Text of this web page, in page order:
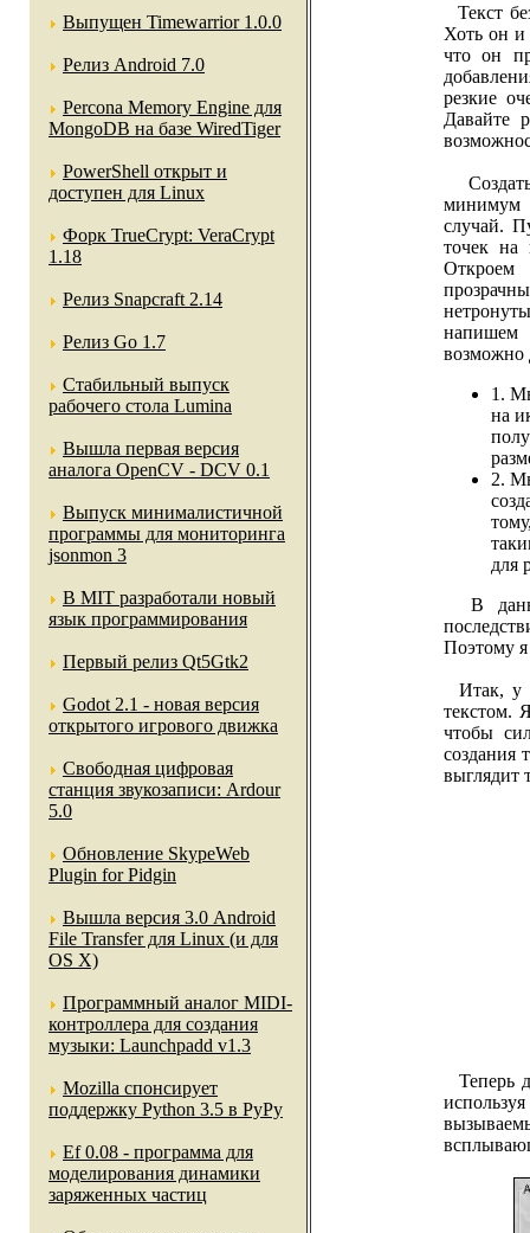
Выпущен Timewarrior 1.0.0
Релиз Android 7.0
Percona Memory Engine для
MongoDB на базе WiredTiger
PowerShell открыт и
доступен для Linux
Форк TrueCrypt: VeraCrypt
1.18
Релиз Snapcraft 2.14
Релиз Go 1.7
Стабильный выпуск
рабочего стола Lumina
Вышла первая версия
аналога OpenCV - DCV 0.1
Выпуск минималистичной
программы для мониторинга
jsonmon 3
В MIT разработали новый
язык программирования
Первый релиз Qt5Gtk2
Godot 2.1 - новая версия
открытого игрового движка
Свободная цифровая
станция звукозаписи: Ardour
5.0
Обновление SkypeWeb
Plugin for Pidgin
Вышла версия 3.0 Android
File Transfer для Linux (и для
OS X)
Программный аналог MIDI-
контроллера для создания
музыки: Launchpadd v1.3
Mozilla спонсирует
поддержку Python 3.5 в PyPy
Ef 0.08 - программа для
моделирования динамики
заряженных частиц
Текст
Хоть он и
что он
резкие
Давайте
минимум
случай.
точек на
напишем
возможно
1.
на
2.
для
В
Поэтому
Итак, у
текстом.
чтобы
создания
выглядит
Теперь